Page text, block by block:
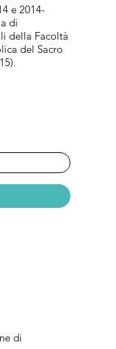
e 2014-
di
della Facoltà
del Sacro
di